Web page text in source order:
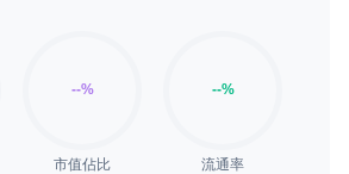
市值佔比 流通率